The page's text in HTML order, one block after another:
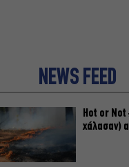
NEWS FEED
Hot or Not
χάλασαν)